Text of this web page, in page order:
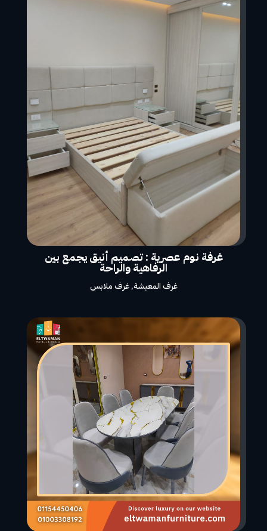
غرفة نوم عصرية : تصميم أنيق يجمع بين
الرفاهية والراحة
غرف المعيشة,غرف ملابس